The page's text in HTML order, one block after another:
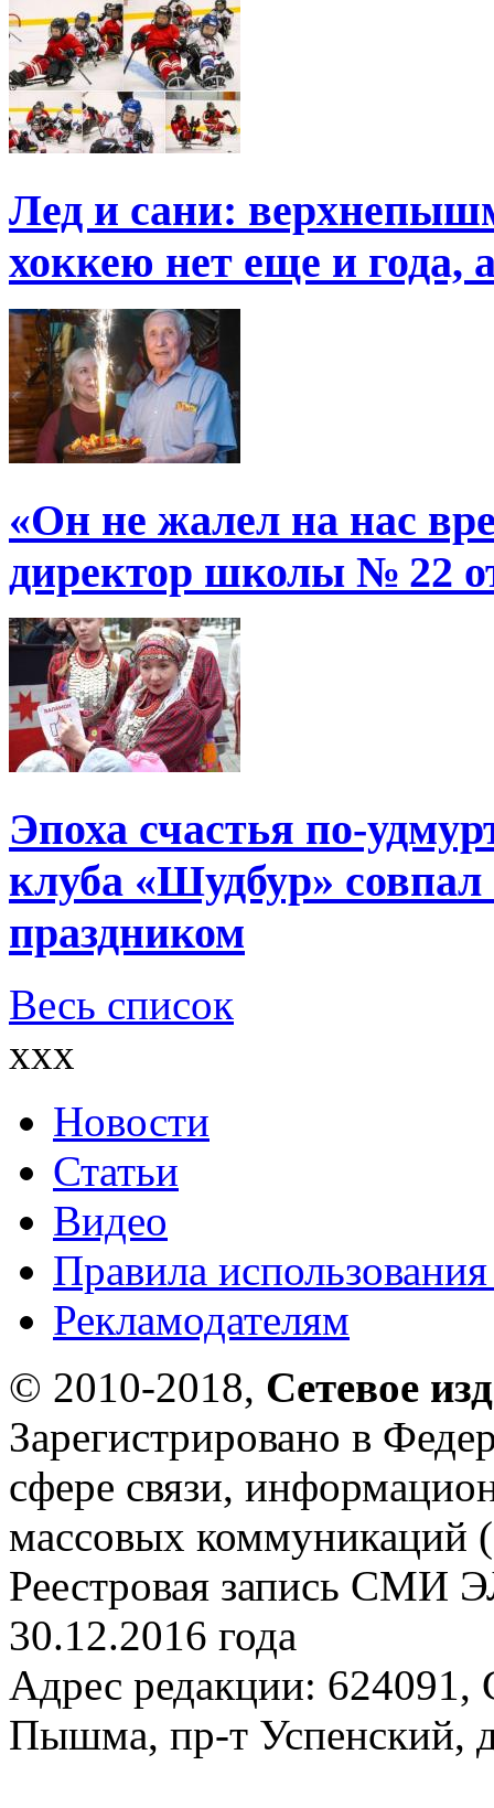
Лед и сани:
хоккею нет еще и года,
«Он не жалел на нас
директор школы № 22
Эпоха счастья по-
клуба «Шудбур»
праздником
Весь список
xxx
Новости
Статьи
Видео
Правила
Рекламодателям
© 2010-2018, Сетевое
Зарегистрировано в
сфере связи,
массовых коммуникаций
Реестровая запись СМИ
30.12.2016 года
Адрес редакции: 624091,
Пышма, пр-т Успенский,